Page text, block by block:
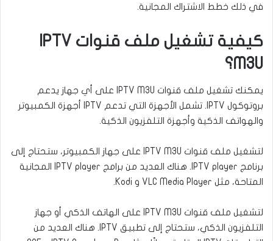
في ذلك خطط الاشتراك المجانية.
كيفية تشغيل ملف قنوات IPTV
M3U؟
يمكنك تشغيل ملف قنوات IPTV M3U على أي جهاز يدعم
بروتوكول IPTV. تشمل الأجهزة التي تدعم IPTV أجهزة الكمبيوتر
والهواتف الذكية وأجهزة التلفزيون الذكية.
لتشغيل ملف قنوات IPTV M3U على جهاز الكمبيوتر، ستحتاج إلى
برنامج IPTV player. هناك العديد من برامج IPTV player المجانية
المتاحة، مثل VLC Media Player و Kodi.
لتشغيل ملف قنوات IPTV M3U على الهاتف الذكي أو جهاز
التلفزيون الذكي، ستحتاج إلى تطبيق IPTV. هناك العديد من